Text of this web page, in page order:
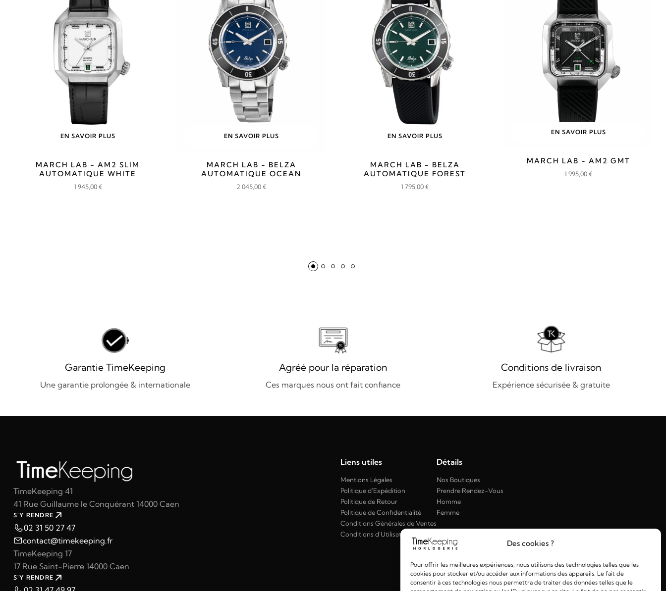
Des cookies ?
Pour offrir les meilleures expériences, nous utilisons des technologies telles que les
cookies pour stocker et/ou accéder aux informations des appareils. Le fait de
consentir à ces technologies nous permettra de traiter des données telles que le
EN SAVOIR PLUS
MARCH LAB - AM2 SLIM
AUTOMATIQUE WHITE
1 945,00€
EN SAVOIR PLUS
MARCH LAB - BELZA
AUTOMATIQUE OCEAN
2 045,00€
EN SAVOIR PLUS
MARCH LAB - BELZA
AUTOMATIQUE FOREST
1 795,00€
EN SAVOIR PLUS
MARCH LAB - AM2 GMT
1 995,00€
Garantie TimeKeeping
Une garantie prolongée & internationale
Agréé pour la réparation
Ces marques nous ont fait confiance
Conditions de livraison
Expérience sécurisée & gratuite
TimeKeeping 41
41 Rue Guillaume le Conquérant 14000 Caen
S'Y RENDRE
02 31 50 27 47
contact@timekeeping.fr
TimeKeeping 17
17 Rue Saint-Pierre 14000 Caen
S'Y RENDRE
Liens utiles
Mentions Légales
Politique d'Expédition
Politique de Retour
Politique de Confidentialité
Conditions Générales de Ventes
Conditions d'Utilisation
Détails
Nos Boutiques
Prendre Rendez-Vous
Homme
Femme